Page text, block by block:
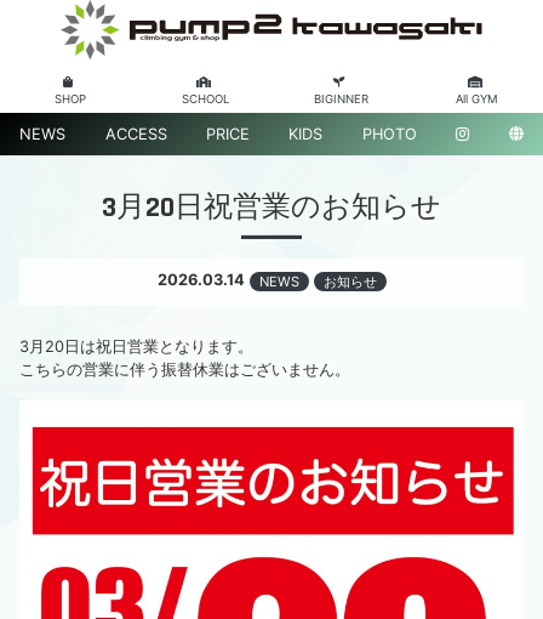
SHOP SCHOOL BIGINNER All GYM
NEWS ACCESS PRICE KIDS PHOTO
3月20日祝営業のお知らせ
2026.03.14 NEWS お知らせ
3月20日は祝日営業となります。
こちらの営業に伴う振替休業はございません。